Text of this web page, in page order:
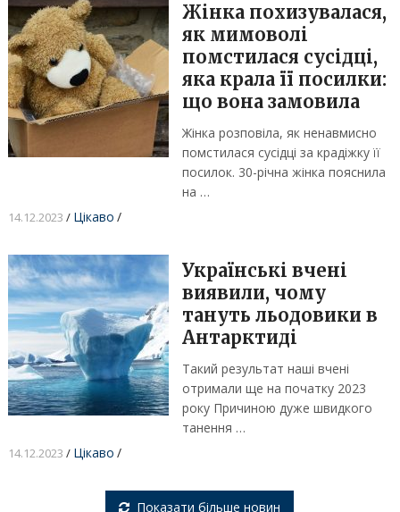
Жінка похизувалася,
як мимоволі
помстилася сусідці,
яка крала її посилки:
що вона замовила
Жінка розповіла, як ненавмисно
помстилася сусідці за крадіжку її
посилок. 30-річна жінка пояснила
на …
14.12.2023 / Цікаво /
Українські вчені
виявили, чому
тануть льодовики в
Антарктиді
Такий результат наші вчені
отримали ще на початку 2023
року Причиною дуже швидкого
танення …
14.12.2023 / Цікаво /
Показати більше новин